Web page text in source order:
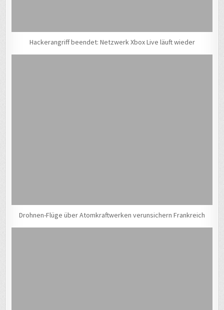
Hackerangriff beendet: Netzwerk Xbox Live läuft wieder
Drohnen-Flüge über Atomkraftwerken verunsichern Frankreich